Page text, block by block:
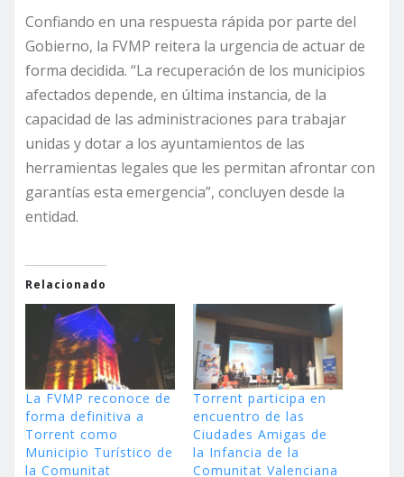
Confiando en una respuesta rápida por parte del
Gobierno, la FVMP reitera la urgencia de actuar de
forma decidida. “La recuperación de los municipios
afectados depende, en última instancia, de la
capacidad de las administraciones para trabajar
unidas y dotar a los ayuntamientos de las
herramientas legales que les permitan afrontar con
garantías esta emergencia”, concluyen desde la
entidad.
Relacionado
La FVMP reconoce de
forma definitiva a
Torrent como
Municipio Turístico de
la Comunitat
Torrent participa en
encuentro de las
Ciudades Amigas de
la Infancia de la
Comunitat Valenciana